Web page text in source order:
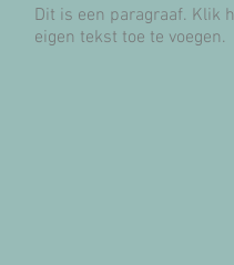
Dit is een paragraaf. Klik
eigen tekst toe te voegen.